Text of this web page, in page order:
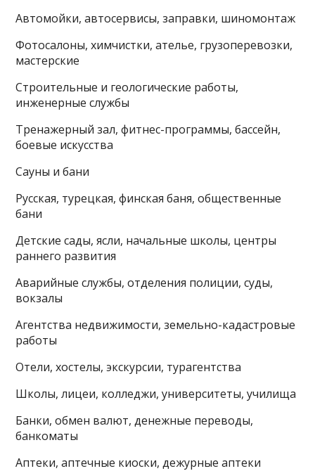
Автомойки, автосервисы, заправки, шиномонтаж
Фотосалоны, химчистки, ателье, грузоперевозки,
мастерские
Строительные и геологические работы,
инженерные службы
Тренажерный зал, фитнес-программы, бассейн,
боевые искусства
Сауны и бани
Русская, турецкая, финская баня, общественные
бани
Детские сады, ясли, начальные школы, центры
раннего развития
Аварийные службы, отделения полиции, суды,
вокзалы
Агентства недвижимости, земельно-кадастровые
работы
Отели, хостелы, экскурсии, турагентства
Школы, лицеи, колледжи, университеты, училища
Банки, обмен валют, денежные переводы,
банкоматы
Аптеки, аптечные киоски, дежурные аптеки